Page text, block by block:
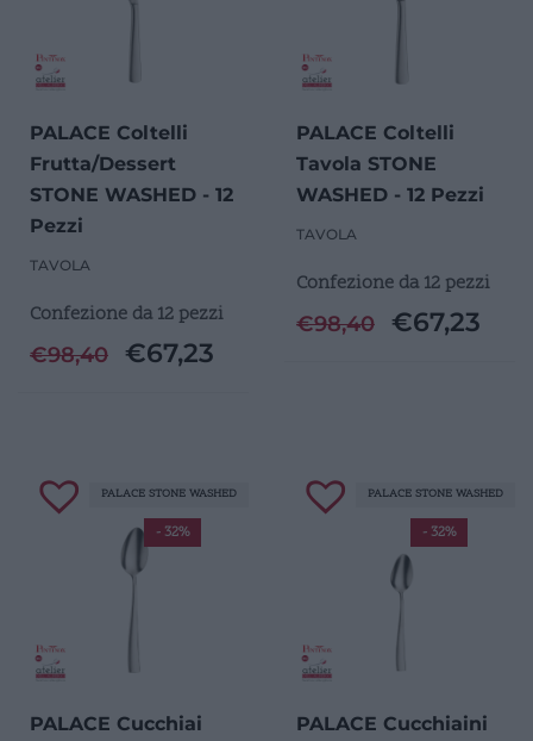
PALACE Coltelli
Frutta/Dessert
STONE WASHED - 12
Pezzi
TAVOLA
Confezione da 12 pezzi
€98,40 €67,23
PALACE Coltelli
Tavola STONE
WASHED - 12 Pezzi
TAVOLA
Confezione da 12 pezzi
€98,40 €67,23
PALACE Cucchiai
- 32%
PALACE STONE WASHED
PALACE Cucchiaini
- 32%
PALACE STONE WASHED